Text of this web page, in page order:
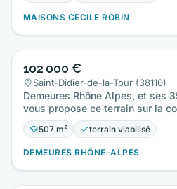
MAISONS CECILE ROBIN
102 000 €
Saint-Didier-de-la-Tour (38110)
Demeures Rhône Alpes, et ses
vous propose ce terrain sur la
de la Tour…
507 m² terrain viabilisé
DEMEURES RHÔNE-ALPES